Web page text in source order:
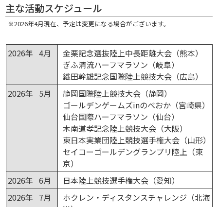
主な活動スケジュール
※2026年4月現在、予定は変更になる場合がございます。
2026年 4月
金栗記念選抜陸上中長距離大会（熊本）
ぎふ清流ハーフマラソン（岐阜）
織田幹雄記念国際陸上競技大会（広島）
2026年 5月
静岡国際陸上競技大会（静岡）
ゴールデンゲームズinのべおか（宮崎県）
仙台国際ハーフマラソン（仙台）
木南道孝記念陸上競技大会（大阪）
東日本実業団陸上競技選手権大会（山形）
セイコーゴールデングランプリ陸上（東
京）
2026年 6月
日本陸上競技選手権大会（愛知）
2026年 7月
ホクレン・ディスタンスチャレンジ（北海